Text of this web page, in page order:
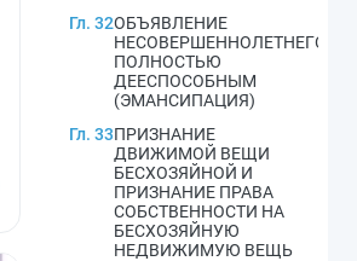
Гл. 32ОБЪЯВЛЕНИЕ
НЕСОВЕРШЕННОЛЕТНЕГО
ПОЛНОСТЬЮ
ДЕЕСПОСОБНЫМ
(ЭМАНСИПАЦИЯ)
Гл. 33ПРИЗНАНИЕ
ДВИЖИМОЙ ВЕЩИ
БЕСХОЗЯЙНОЙ И
ПРИЗНАНИЕ ПРАВА
СОБСТВЕННОСТИ НА
БЕСХОЗЯЙНУЮ
НЕДВИЖИМУЮ ВЕЩЬ